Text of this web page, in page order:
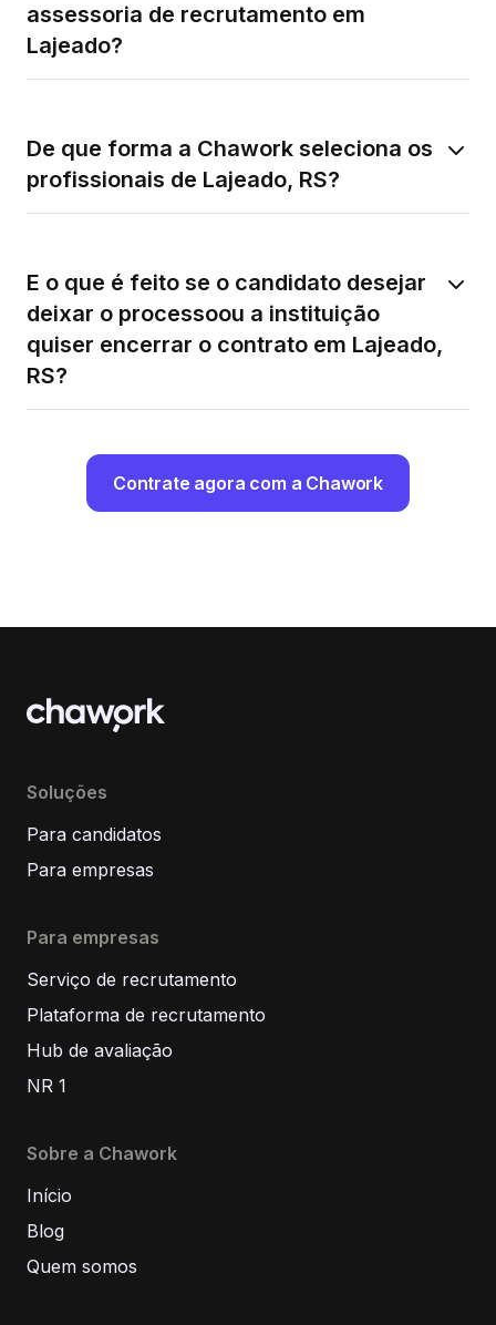
assessoria de recrutamento em
Lajeado?
De que forma a Chawork seleciona os
profissionais de Lajeado, RS?
E o que é feito se o candidato desejar
deixar o processoou a instituição
quiser encerrar o contrato em Lajeado,
RS?
Contrate agora com a Chawork
Soluções
Para candidatos
Para empresas
Para empresas
Serviço de recrutamento
Plataforma de recrutamento
Hub de avaliação
NR 1
Sobre a Chawork
Início
Blog
Quem somos